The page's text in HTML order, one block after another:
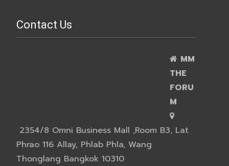
Contact Us
MM
THE
FORU
M
2354/8 Omni Business Mall ,Room B3, Lat
Phrao 116 Allay, Phlab Phla, Wang
Thonglang Bangkok 10310